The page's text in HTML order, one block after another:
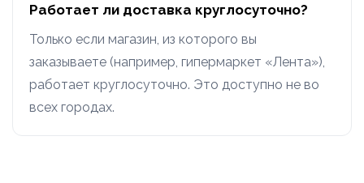
Работает ли доставка круглосуточно?
Только если магазин, из которого вы
заказываете (например, гипермаркет «Лента»),
работает круглосуточно. Это доступно не во
всех городах.